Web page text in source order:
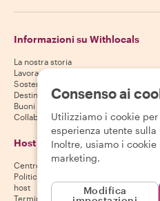
Informazioni su Withlocals
La nostra storia
Lavora con noi
Sostenibilità
Destinazioni
Buoni regalo
Collabora con noi
Host
Centro assistenza host
Politica di cancellazione per gli
host
Termini e condizioni per gli host
Consenso ai
Utilizziamo i cookie
esperienza utente
Inoltre, usiamo i
marketing.
Modifica